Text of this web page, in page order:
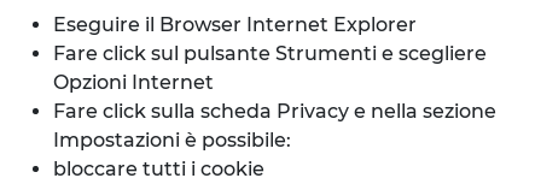
Eseguire il Browser Internet Explorer
Fare click sul pulsante Strumenti e scegliere
Opzioni Internet
Fare click sulla scheda Privacy e nella sezione
Impostazioni è possibile:
bloccare tutti i cookie